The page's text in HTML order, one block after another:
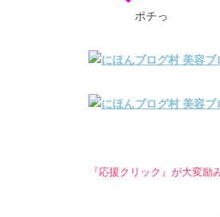
ポチ
『応援クリック』が大変励